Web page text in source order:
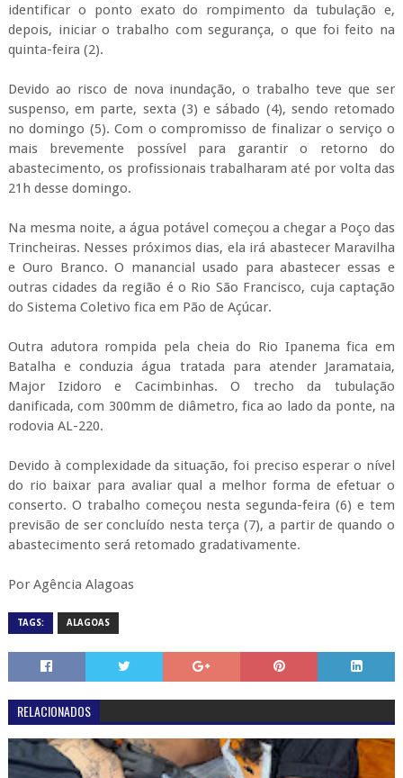
identificar o ponto exato do rompimento da tubulação e,
depois, iniciar o trabalho com segurança, o que foi feito na
quinta-feira (2).
Devido ao risco de nova inundação, o trabalho teve que ser
suspenso, em parte, sexta (3) e sábado (4), sendo retomado
no domingo (5). Com o compromisso de finalizar o serviço o
mais brevemente possível para garantir o retorno do
abastecimento, os profissionais trabalharam até por volta das
21h desse domingo.
Na mesma noite, a água potável começou a chegar a Poço das
Trincheiras. Nesses próximos dias, ela irá abastecer Maravilha
e Ouro Branco. O manancial usado para abastecer essas e
outras cidades da região é o Rio São Francisco, cuja captação
do Sistema Coletivo fica em Pão de Açúcar.
Outra adutora rompida pela cheia do Rio Ipanema fica em
Batalha e conduzia água tratada para atender Jaramataia,
Major Izidoro e Cacimbinhas. O trecho da tubulação
danificada, com 300mm de diâmetro, fica ao lado da ponte, na
rodovia AL-220.
Devido à complexidade da situação, foi preciso esperar o nível
do rio baixar para avaliar qual a melhor forma de efetuar o
conserto. O trabalho começou nesta segunda-feira (6) e tem
previsão de ser concluído nesta terça (7), a partir de quando o
abastecimento será retomado gradativamente.
Por Agência Alagoas
TAGS: ALAGOAS
RELACIONADOS